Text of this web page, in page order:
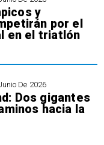
y
por el
en el triatlón
De 2026
Dos gigantes
hacia la